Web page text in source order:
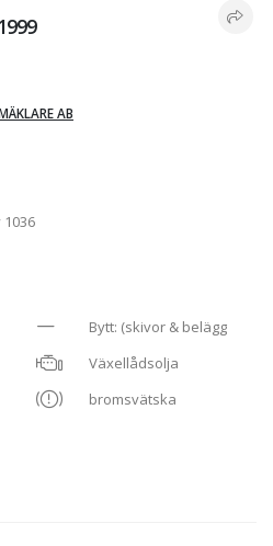
AB
1036
Bytt: (skivor & belägg
Växellådsolja
bromsvätska